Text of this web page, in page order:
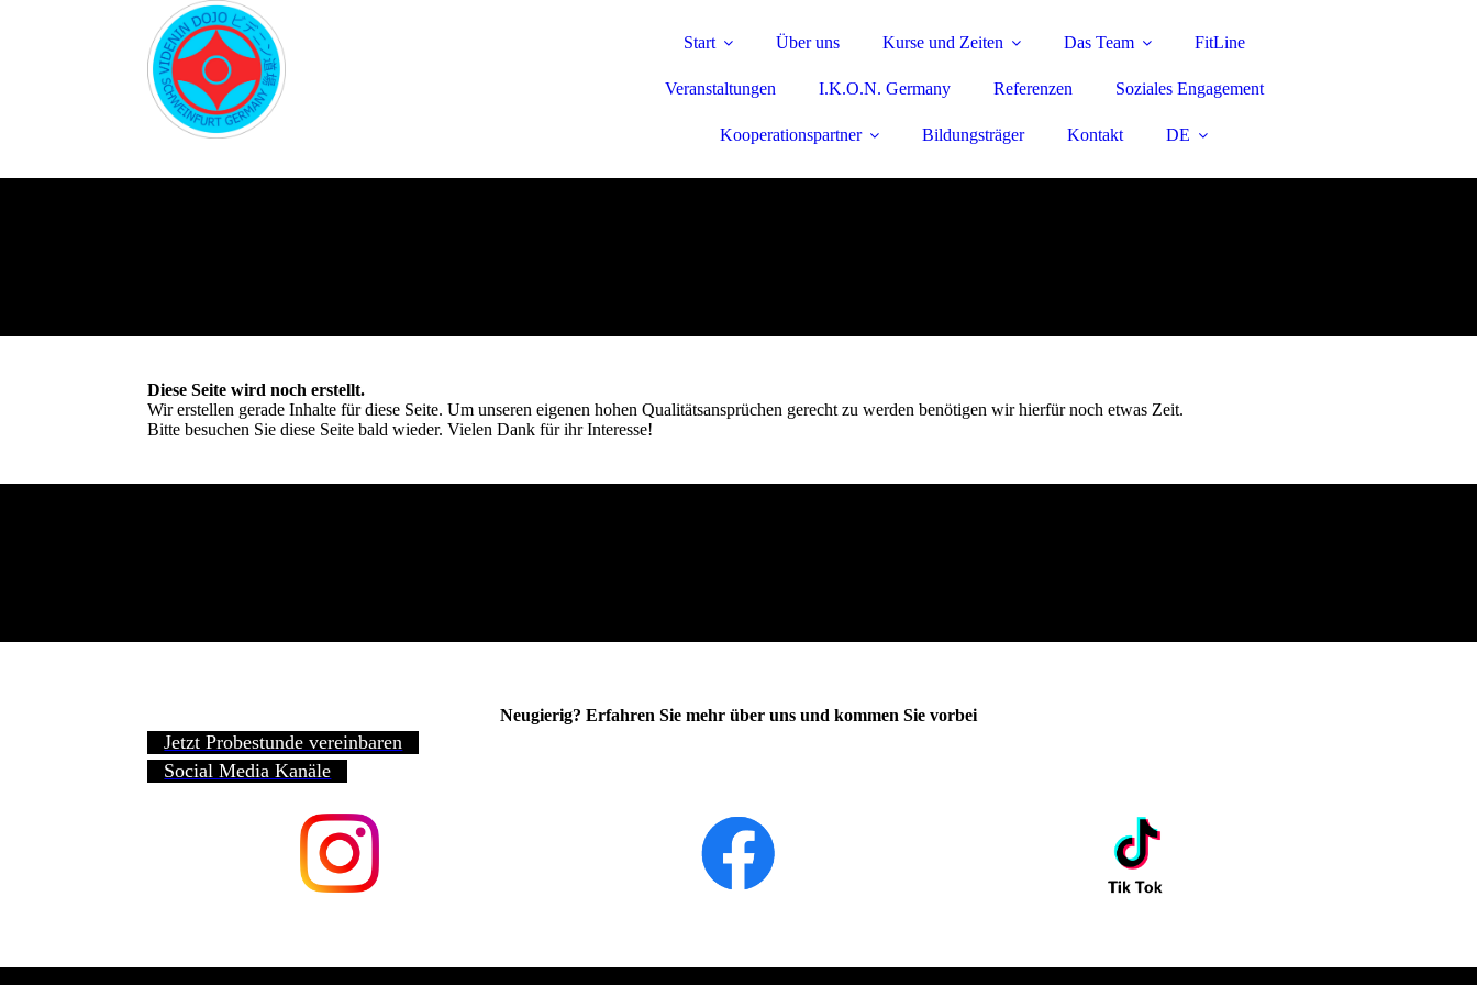
Start Über uns Kurse und Zeiten Das Team FitLine
Veranstaltungen I.K.O.N. Germany Referenzen Soziales Engagement
Kooperationspartner Bildungsträger Kontakt DE
Diese Seite wird noch erstellt.
Wir erstellen gerade Inhalte für diese Seite. Um unseren eigenen hohen Qualitätsansprüchen gerecht zu werden benötigen wir hierfür noch etwas Zeit.
Bitte besuchen Sie diese Seite bald wieder. Vielen Dank für ihr Interesse!
Neugierig? Erfahren Sie mehr über uns und kommen Sie vorbei
Jetzt Probestunde vereinbaren
Social Media Kanäle